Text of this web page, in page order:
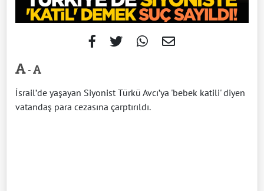
-
İsrail’de yaşayan Siyonist Türkü Avcı’ya 'bebek katili' diyen
vatandaş para cezasına çarptırıldı.